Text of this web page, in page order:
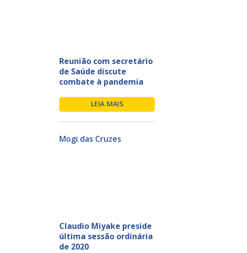
Reunião com secretário
de Saúde discute
combate à pandemia
LEIA MAIS
Mogi das Cruzes
Claudio Miyake preside
última sessão ordinária
de 2020